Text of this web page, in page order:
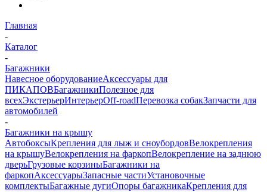
Главная
-
Каталог
-
Багажники
Навесное оборудованиеАксессуары для
ПИКАПОВБагажникиПолезное для
всехЭкстерьерИнтерьерOff-roadПеревозка собакЗапчасти для
автомобилей
-
Багажники на крышу
АвтобоксыКрепления для лыж и сноубордовВелокрепления
на крышуВелокрепления на фаркопВелокрепление на заднюю
дверьГрузовые корзиныБагажники на
фаркопАксессуарыЗапасные частиУстановочные
комплектыБагажные дугиОпоры багажникаКрепления для